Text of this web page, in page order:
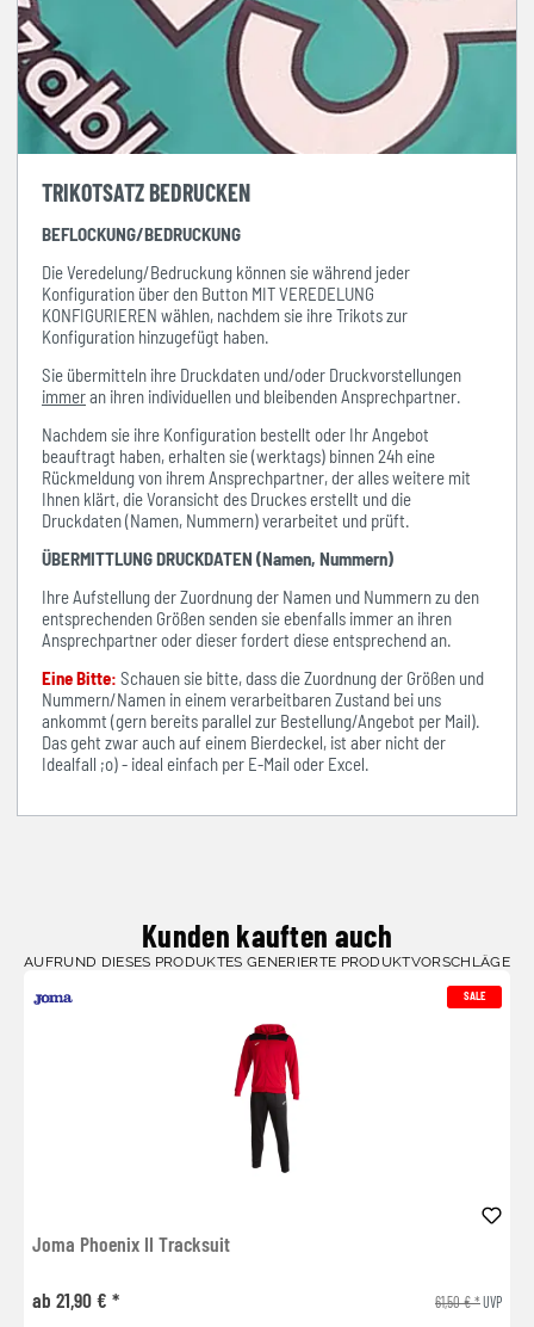
TRIKOTSATZ BEDRUCKEN
BEFLOCKUNG/BEDRUCKUNG
Die Veredelung/Bedruckung können sie während jeder
Konfiguration über den Button MIT VEREDELUNG
KONFIGURIEREN wählen, nachdem sie ihre Trikots zur
Konfiguration hinzugefügt haben.
Sie übermitteln ihre Druckdaten und/oder Druckvorstellungen
immeran ihren individuellen und bleibenden Ansprechpartner.
Nachdem sie ihre Konfiguration bestellt oder Ihr Angebot
beauftragt haben, erhalten sie (werktags) binnen 24h eine
Rückmeldung von ihrem Ansprechpartner, der alles weitere mit
Ihnen klärt, die Voransicht des Druckes erstellt und die
Druckdaten (Namen, Nummern) verarbeitet und prüft.
ÜBERMITTLUNG DRUCKDATEN (Namen, Nummern)
Ihre Aufstellung der Zuordnung der Namen und Nummern zu den
entsprechenden Größen senden sie ebenfalls immer an ihren
Ansprechpartner oder dieser fordert diese entsprechend an.
Eine Bitte: Schauen sie bitte, dass die Zuordnung der Größen und
Nummern/Namen in einem verarbeitbaren Zustand bei uns
ankommt (gern bereits parallel zur Bestellung/Angebot per Mail).
Das geht zwar auch auf einem Bierdeckel, ist aber nicht der
Idealfall ;o) - ideal einfach per E-Mail oder Excel.
Kunden kauften auch
AUFRUND DIESES PRODUKTES GENERIERTE PRODUKTVORSCHLÄGE
SALE
Joma Phoenix II Tracksuit
ab 21,90 € * 61,50 € *UVP